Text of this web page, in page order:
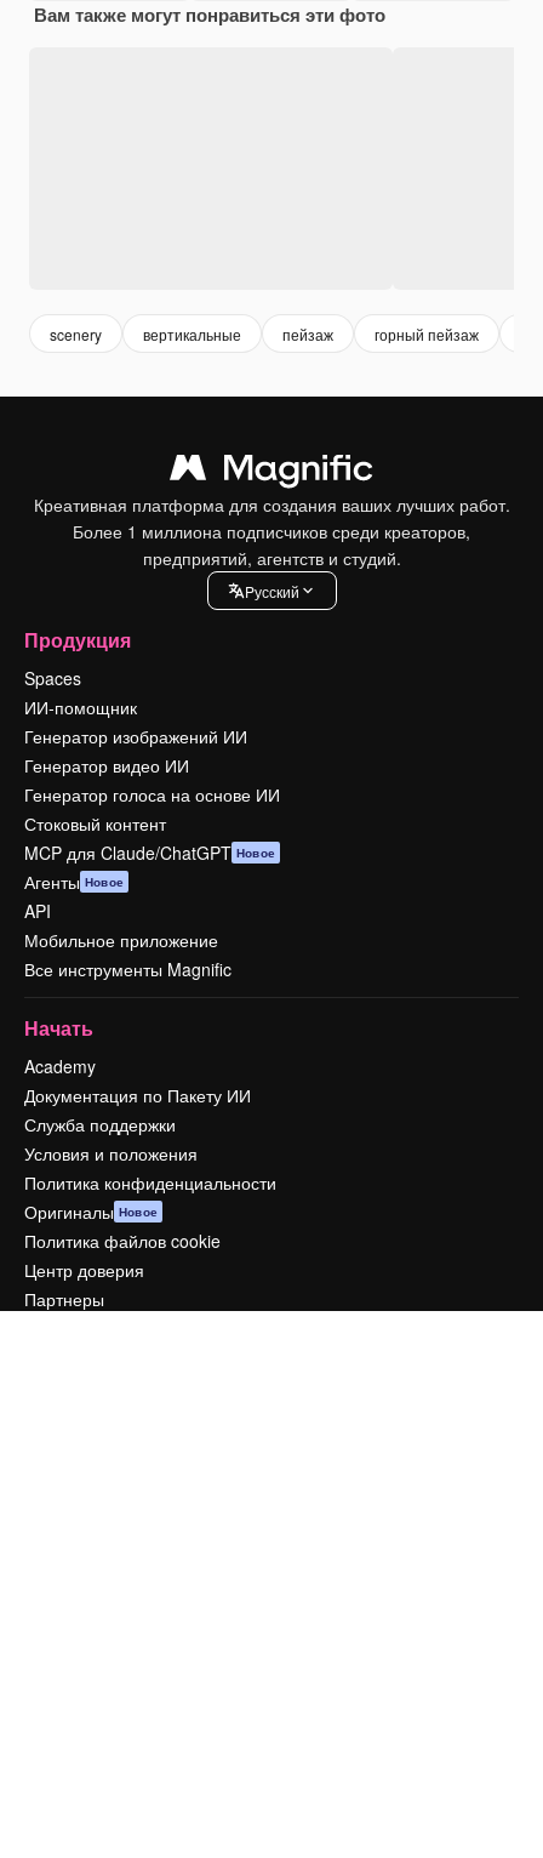
Вам также могут понравиться эти фото
scenery вертикальные пейзаж горный пейзаж
Креативная платформа для создания ваших лучших работ.
Более 1 миллиона подписчиков среди креаторов,
предприятий, агентств и студий.
Pусский
Продукция
Spaces
ИИ-помощник
Генератор изображений ИИ
Генератор видео ИИ
Генератор голоса на основе ИИ
Стоковый контент
MCP для Claude/ChatGPT Новое
Агенты Новое
API
Мобильное приложение
Все инструменты Magnific
Начать
Academy
Документация по Пакету ИИ
Служба поддержки
Условия и положения
Политика конфиденциальности
Оригиналы Новое
Политика файлов cookie
Центр доверия
Партнеры